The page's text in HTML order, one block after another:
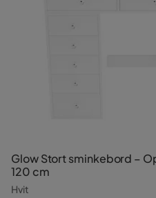
Glow Stort sminkebord –
120 cm
Hvit